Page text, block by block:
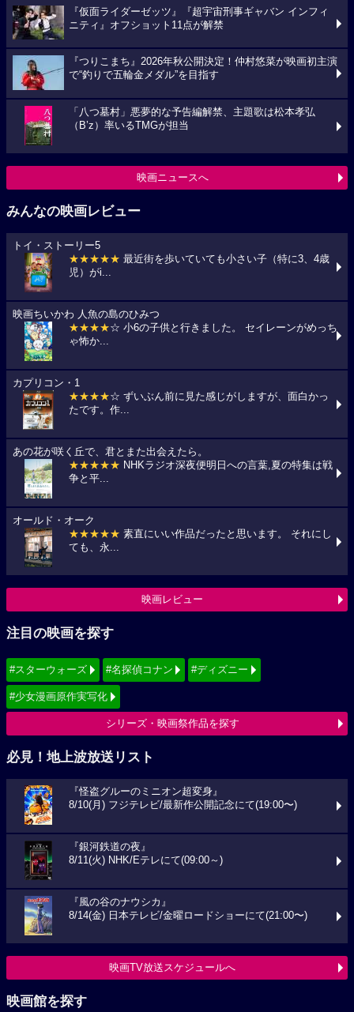
『仮面ライダーゼッツ』『超宇宙刑事ギャバン インフィ
ニティ』オフショット11点が解禁
『つりこまち』2026年秋公開決定！仲村悠菜が映画初主演
で“釣りで五輪金メダル”を目指す
「八つ墓村」悪夢的な予告編解禁、主題歌は松本孝弘
（B’z）率いるTMGが担当
映画ニュースへ
みんなの映画レビュー
トイ・ストーリー5
★★★★★ 最近街を歩いていても小さい子（特に3、4歳
児）がi...
映画ちいかわ 人魚の島のひみつ
★★★★☆ 小6の子供と行きました。 セイレーンがめっち
ゃ怖か...
カプリコン・1
★★★★☆ ずいぶん前に見た感じがしますが、面白かっ
たです。作...
あの花が咲く丘で、君とまた出会えたら。
★★★★★ NHKラジオ深夜便明日への言葉,夏の特集は戦
争と平...
オールド・オーク
★★★★★ 素直にいい作品だったと思います。 それにし
ても、永...
映画レビュー
注目の映画を探す
#スターウォーズ #名探偵コナン #ディズニー
#少女漫画原作実写化
シリーズ・映画祭作品を探す
必見！地上波放送リスト
『怪盗グルーのミニオン超変身』
8/10(月) フジテレビ/最新作公開記念にて(19:00〜)
『銀河鉄道の夜』
8/11(火) NHK/Eテレにて(09:00～)
『風の谷のナウシカ』
8/14(金) 日本テレビ/金曜ロードショーにて(21:00〜)
映画TV放送スケジュールへ
映画館を探す